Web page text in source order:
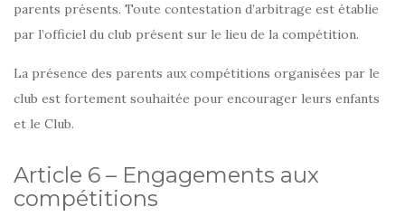
parents présents. Toute contestation d’arbitrage est établie
par l’officiel du club présent sur le lieu de la compétition.
La présence des parents aux compétitions organisées par le
club est fortement souhaitée pour encourager leurs enfants
et le Club.
Article 6 – Engagements aux
compétitions